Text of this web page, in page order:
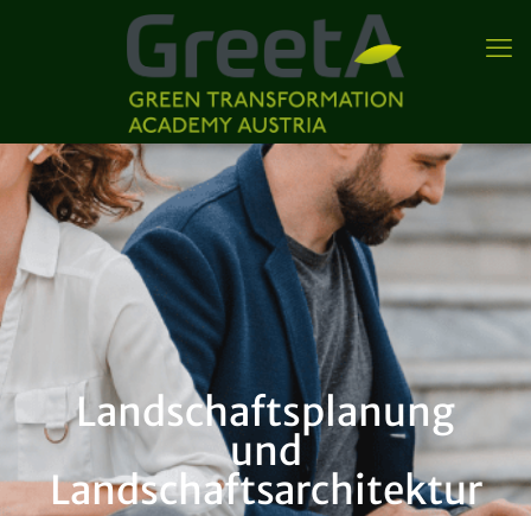
Landschaftsplanung
und
Landschaftsarchitektur